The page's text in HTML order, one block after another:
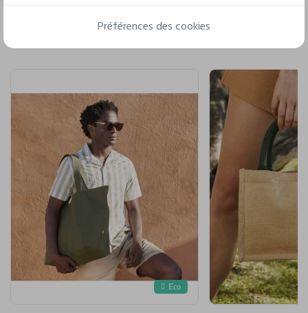
Eco
Préférences des cookies